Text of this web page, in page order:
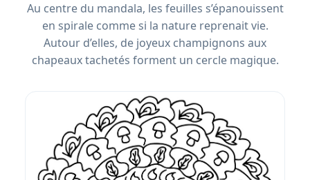
Au centre du mandala, les feuilles s’épanouissent
en spirale comme si la nature reprenait vie.
Autour d’elles, de joyeux champignons aux
chapeaux tachetés forment un cercle magique.